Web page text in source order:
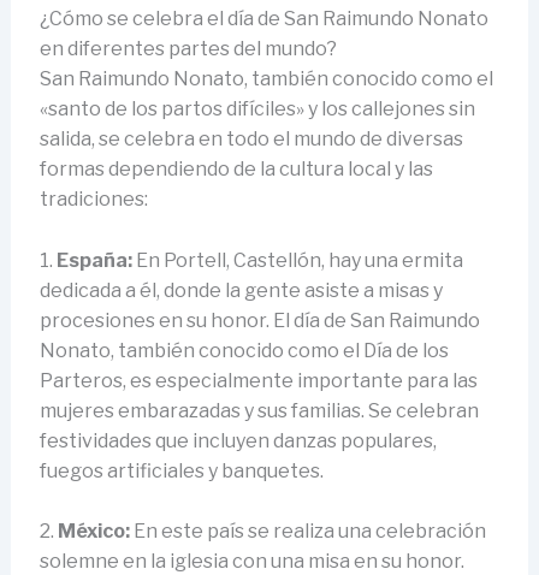
¿Cómo se celebra el día de San Raimundo Nonato
en diferentes partes del mundo?
San Raimundo Nonato, también conocido como el
«santo de los partos difíciles» y los callejones sin
salida, se celebra en todo el mundo de diversas
formas dependiendo de la cultura local y las
tradiciones:
1. España:En Portell, Castellón, hay una ermita
dedicada a él, donde la gente asiste a misas y
procesiones en su honor. El día de San Raimundo
Nonato, también conocido como el Día de los
Parteros, es especialmente importante para las
mujeres embarazadas y sus familias. Se celebran
festividades que incluyen danzas populares,
fuegos artificiales y banquetes.
2. México:En este país se realiza una celebración
solemne en la iglesia con una misa en su honor.